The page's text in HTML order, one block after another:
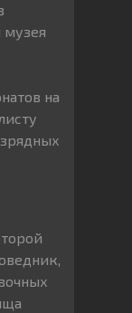
музея
на